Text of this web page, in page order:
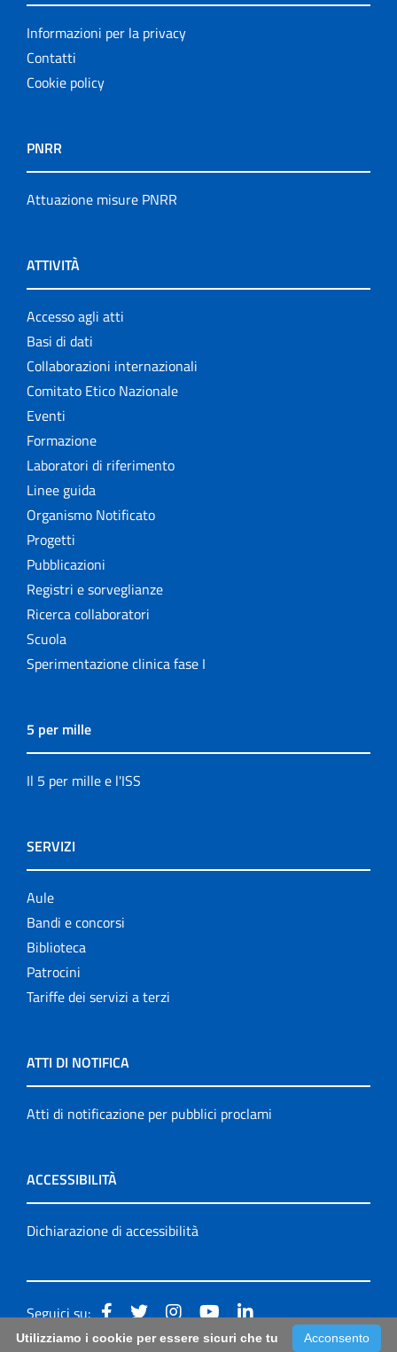
Informazioni per la privacy
Contatti
Cookie policy
PNRR
Attuazione misure PNRR
ATTIVITÀ
Accesso agli atti
Basi di dati
Collaborazioni internazionali
Comitato Etico Nazionale
Eventi
Formazione
Laboratori di riferimento
Linee guida
Organismo Notificato
Progetti
Pubblicazioni
Registri e sorveglianze
Ricerca collaboratori
Scuola
Sperimentazione clinica fase I
5 per mille
Il 5 per mille e l'ISS
SERVIZI
Aule
Bandi e concorsi
Biblioteca
Patrocini
Tariffe dei servizi a terzi
ATTI DI NOTIFICA
Atti di notificazione per pubblici proclami
ACCESSIBILITÀ
Dichiarazione di accessibilità
Seguici su:
Acconsento
Utilizziamo i cookie per essere sicuri che tu